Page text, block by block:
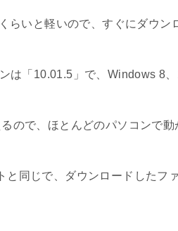
らいと軽いので、すぐにダウン
は「10.01.5」で、Windows 8、
ので、ほとんどのパソコンで動
と同じで、ダウンロードしたフ